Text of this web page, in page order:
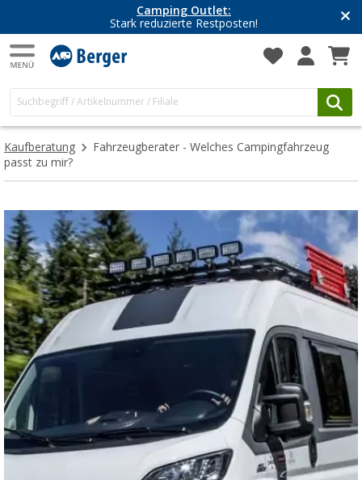
Camping Outlet:
Stark reduzierte Restposten!
Kaufberatung
Fahrzeugberater - Welches Campingfahrzeug
passt zu mir?